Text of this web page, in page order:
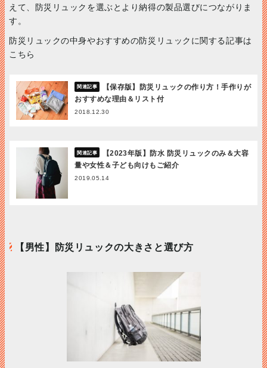
えて、防災リュックを選ぶとより納得の製品選びにつながりま
す。
防災リュックの中身やおすすめの防災リュックに関する記事は
こちら
【保存版】防災リュックの作り方！手作りが
おすすめな理由＆リスト付
2018.12.30
【2023年版】防水 防災リュックのみ＆大容
量や女性＆子ども向けもご紹介
2019.05.14
【男性】防災リュックの大きさと選び方